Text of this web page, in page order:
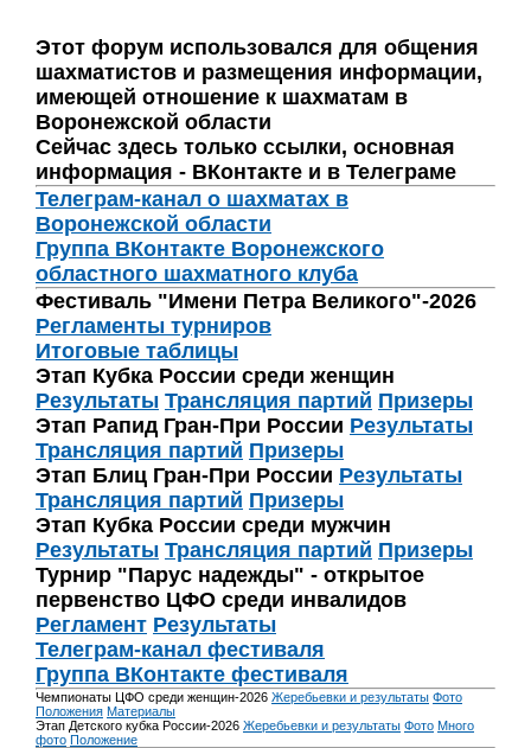
Этот форум использовался для общения
шахматистов и размещения информации,
имеющей отношение к шахматам в
Воронежской области
Сейчас здесь только ссылки, основная
информация - ВКонтакте и в Телеграме
Телеграм-канал о шахматах в
Воронежской области
Группа ВКонтакте Воронежского
областного шахматного клуба
Фестиваль "Имени Петра Великого"-2026
Регламенты турниров
Итоговые таблицы
Этап Кубка России среди женщин
Результаты Трансляция партий Призеры
Этап Рапид Гран-При России Результаты
Трансляция партий Призеры
Этап Блиц Гран-При России Результаты
Трансляция партий Призеры
Этап Кубка России среди мужчин
Результаты Трансляция партий Призеры
Турнир "Парус надежды" - открытое
первенство ЦФО среди инвалидов
Регламент Результаты
Телеграм-канал фестиваля
Группа ВКонтакте фестиваля
Чемпионаты ЦФО среди женщин-2026 Жеребьевки и результаты Фото
Положения Материалы
Этап Детского кубка России-2026 Жеребьевки и результаты Фото Много
фото Положение